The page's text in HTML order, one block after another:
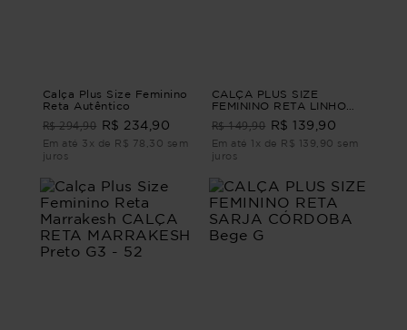
Calça Plus Size Feminino
Reta Autêntico
R$ 294,90 R$ 234,90
Em até 3x de R$ 78,30 sem
juros
CALÇA PLUS SIZE
FEMININO RETA LINHO
GIRASSOL Marrom G1
R$ 149,90 R$ 139,90
Em até 1x de R$ 139,90 sem
juros